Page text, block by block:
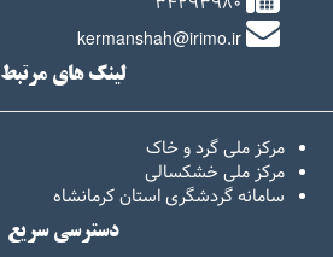
kermanshah@irimo.ir
لینک های مرتبط
مرکز ملی گرد و خاک
مرکز ملی خشکسالی
سامانه گردشگری استان کرمانشاه
دسترسی سریع